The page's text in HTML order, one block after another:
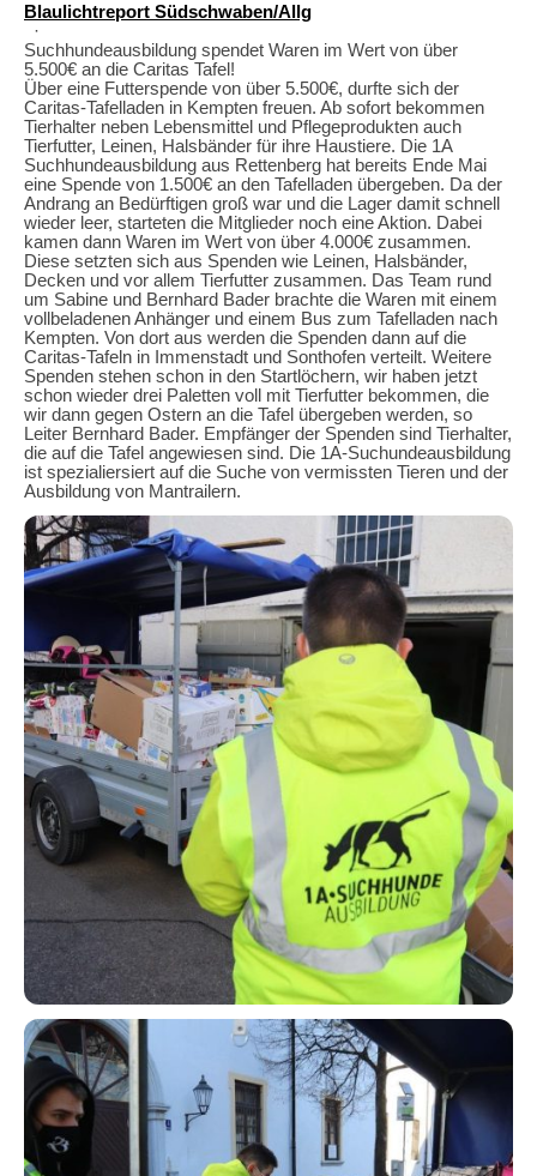
Blaulichtreport Südschwaben/Allg
·
Suchhundeausbildung spendet Waren im Wert von über
5.500€ an die Caritas Tafel!
Über eine Futterspende von über 5.500€, durfte sich der
Caritas-Tafelladen in Kempten freuen. Ab sofort bekommen
Tierhalter neben Lebensmittel und Pflegeprodukten auch
Tierfutter, Leinen, Halsbänder für ihre Haustiere. Die 1A
Suchhundeausbildung aus Rettenberg hat bereits Ende Mai
eine Spende von 1.500€ an den Tafelladen übergeben. Da der
Andrang an Bedürftigen groß war und die Lager damit schnell
wieder leer, starteten die Mitglieder noch eine Aktion. Dabei
kamen dann Waren im Wert von über 4.000€ zusammen.
Diese setzten sich aus Spenden wie Leinen, Halsbänder,
Decken und vor allem Tierfutter zusammen. Das Team rund
um Sabine und Bernhard Bader brachte die Waren mit einem
vollbeladenen Anhänger und einem Bus zum Tafelladen nach
Kempten. Von dort aus werden die Spenden dann auf die
Caritas-Tafeln in Immenstadt und Sonthofen verteilt. Weitere
Spenden stehen schon in den Startlöchern, wir haben jetzt
schon wieder drei Paletten voll mit Tierfutter bekommen, die
wir dann gegen Ostern an die Tafel übergeben werden, so
Leiter Bernhard Bader. Empfänger der Spenden sind Tierhalter,
die auf die Tafel angewiesen sind. Die 1A-Suchundeausbildung
ist spezialiersiert auf die Suche von vermissten Tieren und der
Ausbildung von Mantrailern.